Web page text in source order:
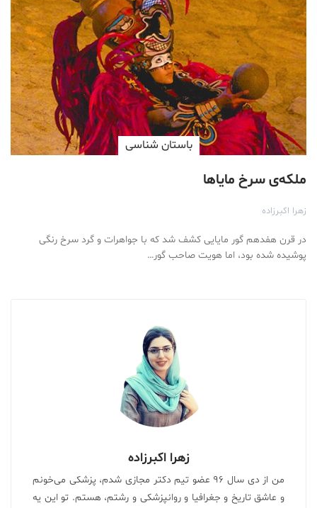
باستان شناسی
ملکه‌ی سرخ مایا‌ها
زهرا اکبرزاده
در قرن هفدهم گور مایایی کشف شد که با جواهرات و گرد سرخ رنگی
پوشیده شده بود، اما هویت صاحب گور…
زهرا اکبرزاده
من از دی سال ۹۶ عضو تیم دکتر مجازی شدم، پزشکی می‌خونم
و عاشق تاریخ و جغرافیا و روانپزشکی و رشتم، هستم. تو این یه